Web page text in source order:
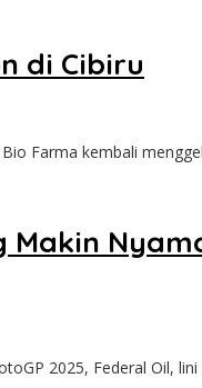
di Cibiru
Farma kembali
Makin
2025, Federal Oil,